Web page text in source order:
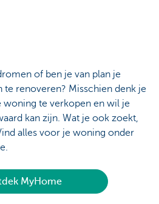
of ben je van plan je
renoveren? Misschien denk je
te verkopen en wil je
kan zijn. Wat je ook zoekt,
alles voor je woning onder
MyHome